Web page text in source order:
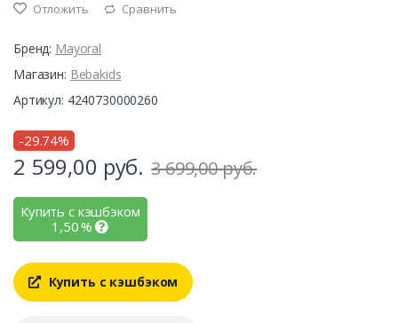
Отложить Сравнить
Бренд: Mayoral
Магазин: Bebakids
Артикул: 4240730000260
-29.74%
2 599,00 руб. 3 699,00 руб.
Купить с кэшбэком
1,50%
Купить с кэшбэком